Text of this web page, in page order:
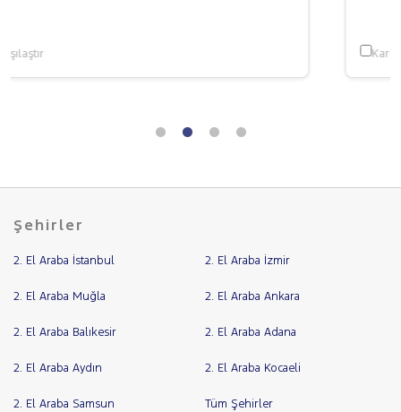
Şehirler
2. El Araba İstanbul 2. El Araba İzmir
2. El Araba Muğla 2. El Araba Ankara
2. El Araba Balıkesir 2. El Araba Adana
2. El Araba Aydın 2. El Araba Kocaeli
2. El Araba Samsun Tüm Şehirler